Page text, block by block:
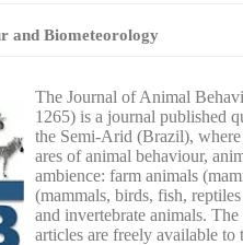
and Biometeorology
The Journal of Animal
1265) is a journal published
the Semi-Arid (Brazil), where
ares of animal behaviour,
ambience: farm animals
(mammals, birds, fish,
and invertebrate animals.
articles are freely available